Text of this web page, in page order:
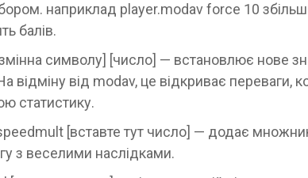
наприклад player.modav force 10
балів.
символу] [число] — встановлює нове
відміну від modav, це відкриває переваги,
статистику.
[вставте тут число] — додає
з веселими наслідками.